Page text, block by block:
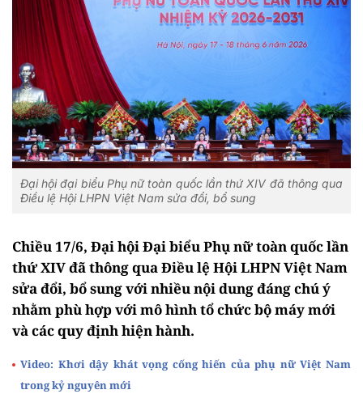
Đại hội đại biểu Phụ nữ toàn quốc lần thứ XIV đã thông qua
Điều lệ Hội LHPN Việt Nam sửa đổi, bổ sung
Chiều 17/6, Đại hội Đại biểu Phụ nữ toàn quốc lần
thứ XIV đã thông qua Điều lệ Hội LHPN Việt Nam
sửa đổi, bổ sung với nhiều nội dung đáng chú ý
nhằm phù hợp với mô hình tổ chức bộ máy mới
và các quy định hiện hành.
Video: Khơi dậy khát vọng cống hiến của phụ nữ Việt Nam
trong kỷ nguyên mới